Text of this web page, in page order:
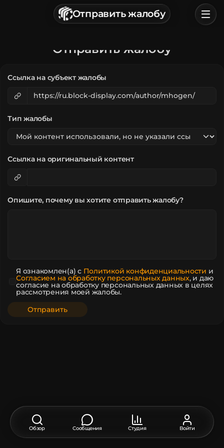
Отправить жалобу
Категории
Политика конфиденциальности
Отправить жалобу
Ссылка на субъект жалобы
Тип жалобы
Ссылка на оригинальный контент
Опишите, почему вы хотите отправить жалобу?
Я ознакомлен(а) с Политикой конфиденциальности и
Согласием на обработку персональных данных, и даю
согласие на обработку персональных данных в целях
рассмотрения моей жалобы.
Обзор Сообщения Студия Войти